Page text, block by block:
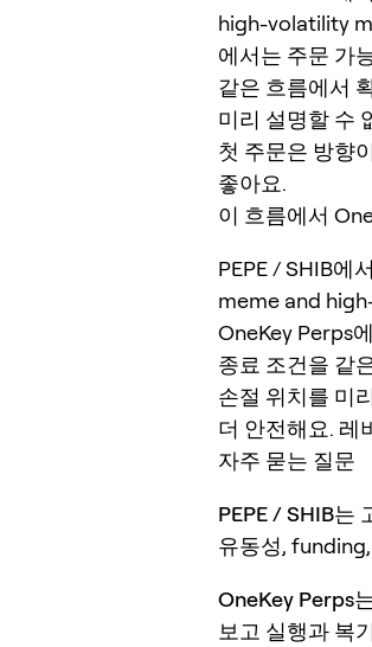
high-volatility
에서는 주문 가
같은 흐름에서
미리 설명할 수
첫 주문은 방향
좋아요.
이 흐름에서
PEPE / SHIB에
meme and
OneKey Perps
종료 조건을 같
손절 위치를 미
더 안전해요. 레
자주 묻는 질문
PEPE / SHIB는
유동성,
OneKey Perps
보고 실행과 복